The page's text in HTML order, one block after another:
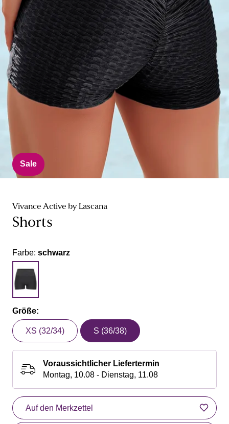
Sale
Vivance Active by Lascana
Shorts
Farbe: schwarz
Größe:
XS (32/34) S (36/38)
Voraussichtlicher Liefertermin
Montag, 10.08 - Dienstag, 11.08
Auf den Merkzettel